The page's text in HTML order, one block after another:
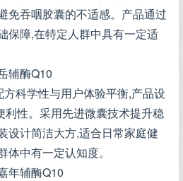
免吞咽胶囊的不适感。产品通过
保障,在特定人群中具有一定适
辅酶Q10
科学性与用户体验平衡,产品设
利性。采用先进微囊技术提升稳
设计简洁大方,适合日常家庭健
中有一定认知度。
年辅酶Q10